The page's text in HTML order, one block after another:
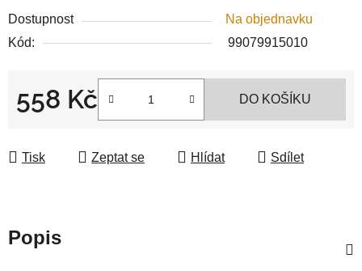
Dostupnost
Na objednavku
Kód:
99079915010
558 Kč DO KOŠÍKU
Tisk Zeptat se Hlídat Sdílet
Popis